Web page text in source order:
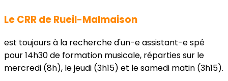
Le CRR de Rueil-Malmaison
est toujours à la recherche d'un-e assistant-e spé
pour 14h30 de formation musicale, réparties sur le
mercredi (8h), le jeudi (3h15) et le samedi matin (3h15).